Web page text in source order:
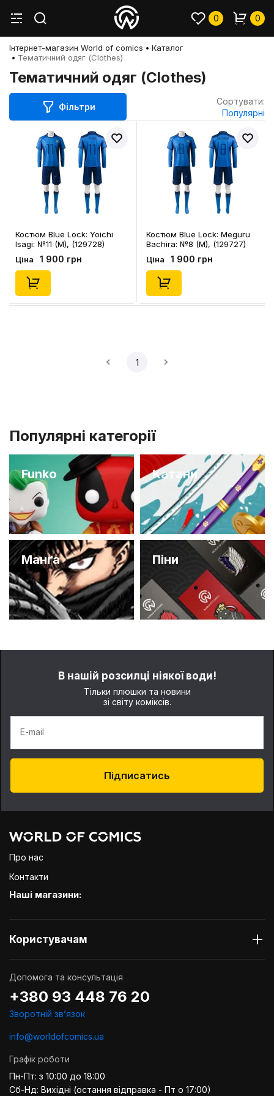
0 0
Інтернет-магазин World of comics
Каталог
Тематичний одяг (Clothes)
Тематичний одяг (Clothes)
Фільтри
Сортувати:
Популярні
Костюм Blue Lock: Yoichi
Isagi: №11 (M), (129728)
Ціна 1 900 грн
Костюм Blue Lock: Meguru
Bachira: №8 (M), (129727)
Ціна 1 900 грн
1
Популярні категорії
Funko Катани
Манґа Піни
В нашій розсилці ніякої води!
Тільки плюшки та новини
зі світу коміксів.
E-mail
Підписатись
Про нас
Контакти
Наші магазини:
Користувачам
Допомога та консультація
+380 93 448 76 20
Зворотній звʼязок
info@worldofcomics.ua
Графік роботи
Пн-Пт: з 10:00 до 18:00
Сб-Нд: Вихідні (остання відправка - Пт о 17:00)